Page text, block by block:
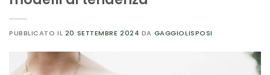
PUBBLICATO IL 20 SETTEMBRE 2024 DA GAGGIOLISPOSI